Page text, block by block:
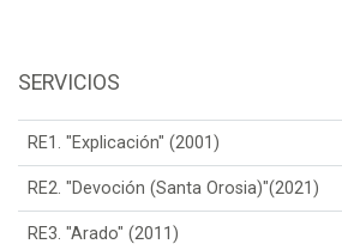
SERVICIOS
RE1. "Explicación" (2001)
RE2. "Devoción (Santa Orosia)"(2021)
RE3. "Arado" (2011)